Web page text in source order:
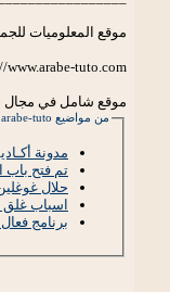
موقع المعلوميات
www.arabe-tuto.com
موقع شامل في مجال
من مواضيع arabe-tuto
مدونة
تم فتح باب
حلال
اسباب غلق
برنامج